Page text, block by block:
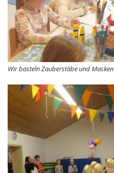
Wir basteln Zauberstäbe und Masken